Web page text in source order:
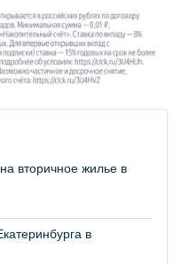
вторичное жилье в
в